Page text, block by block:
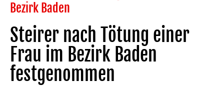
Bezirk Baden
Steirer nach Tötung einer
Frau im Bezirk Baden
festgenommen